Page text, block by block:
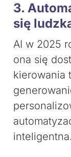
3.
się
AI w 2025
ona się
kierowania
inteligentna.